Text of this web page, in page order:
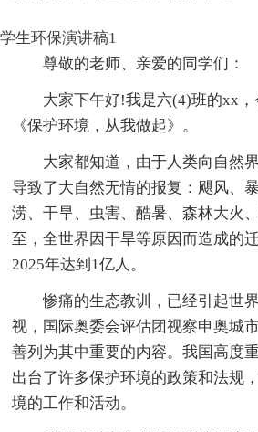
学生环保演讲稿1
尊敬的老师、亲爱的同学们：
大家下午好!我是六(4)班的xx
《保护环境，从我做起》。
大家都知道，由于人类向自然
导致了大自然无情的报复：飓风、
涝、干旱、虫害、酷暑、森林大火
至，全世界因干旱等原因而造成的
2025年达到1亿人。
惨痛的生态教训，已经引起世
视，国际奥委会评估团视察申奥城
善列为其中重要的内容。我国高度
出台了许多保护环境的政策和法规
境的工作和活动。